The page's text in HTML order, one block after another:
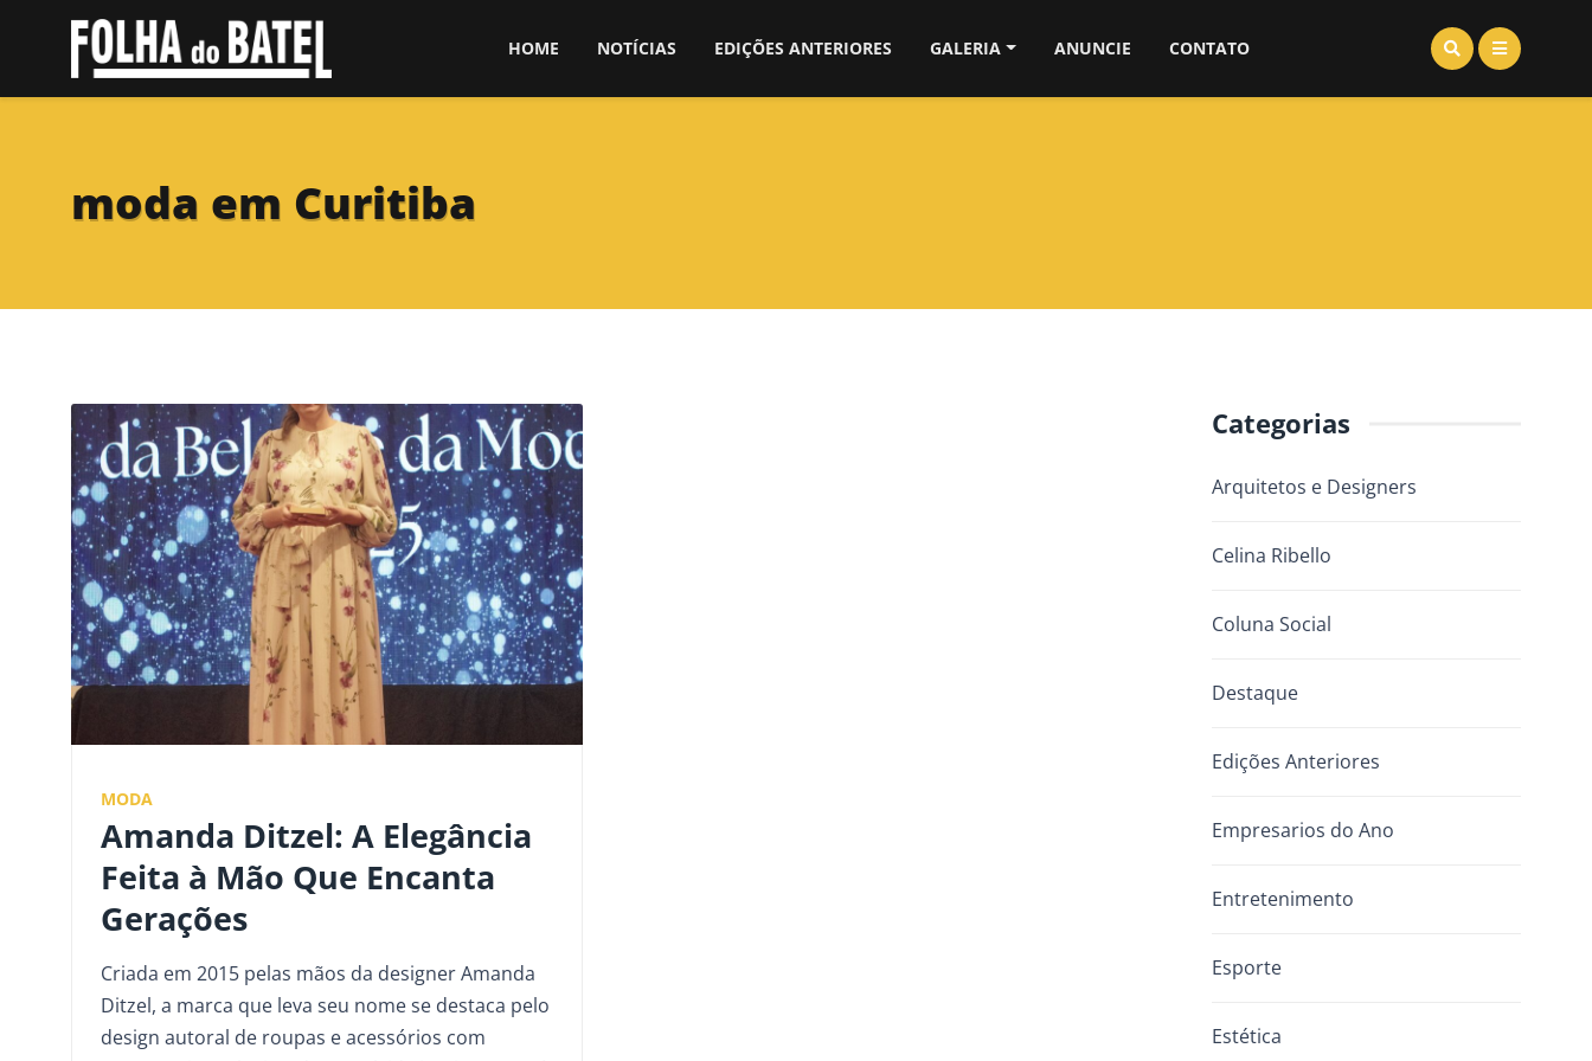
HOME NOTÍCIAS EDIÇÕES ANTERIORES GALERIA ANUNCIE CONTATO
moda em Curitiba
MODA
Amanda Ditzel: A Elegância
Feita à Mão Que Encanta
Gerações
Criada em 2015 pelas mãos da designer Amanda
Ditzel, a marca que leva seu nome se destaca pelo
design autoral de roupas e acessórios com
Categorias
Arquitetos e Designers
Celina Ribello
Coluna Social
Destaque
Edições Anteriores
Empresarios do Ano
Entretenimento
Esporte
Estética